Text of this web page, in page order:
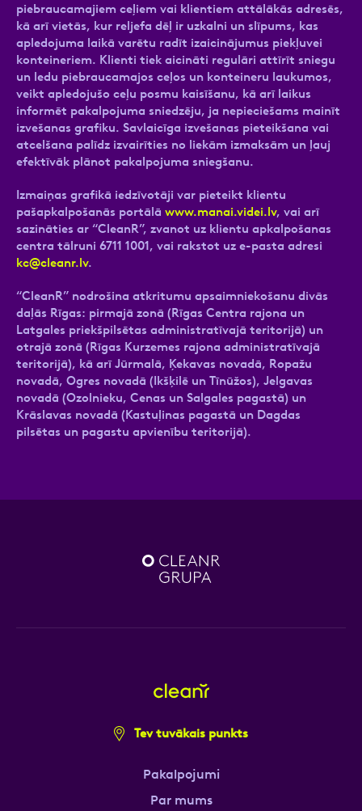
piebraucamajiem ceļiem vai klientiem attālākās adresēs,
kā arī vietās, kur reljefa dēļ ir uzkalni un slīpums, kas
apledojuma laikā varētu radīt izaicinājumus piekļuvei
konteineriem. Klienti tiek aicināti regulāri attīrīt sniegu
un ledu piebraucamajos ceļos un konteineru laukumos,
veikt apledojušo ceļu posmu kaisīšanu, kā arī laikus
informēt pakalpojuma sniedzēju, ja nepieciešams mainīt
izvešanas grafiku. Savlaicīga izvešanas pieteikšana vai
atcelšana palīdz izvairīties no liekām izmaksām un ļauj
efektīvāk plānot pakalpojuma sniegšanu.
Izmaiņas grafikā iedzīvotāji var pieteikt klientu
pašapkalpošanās portālā www.manai.videi.lv, vai arī
sazināties ar “CleanR”, zvanot uz klientu apkalpošanas
centra tālruni 6711 1001, vai rakstot uz e-pasta adresi
kc@cleanr.lv.
“CleanR” nodrošina atkritumu apsaimniekošanu divās
daļās Rīgas: pirmajā zonā (Rīgas Centra rajona un
Latgales priekšpilsētas administratīvajā teritorijā) un
otrajā zonā (Rīgas Kurzemes rajona administratīvajā
teritorijā), kā arī Jūrmalā, Ķekavas novadā, Ropažu
novadā, Ogres novadā (Ikšķilē un Tīnūžos), Jelgavas
novadā (Ozolnieku, Cenas un Salgales pagastā) un
Krāslavas novadā (Kastuļinas pagastā un Dagdas
pilsētas un pagastu apvienību teritorijā).
Tev tuvākais punkts
Pakalpojumi
Par mums